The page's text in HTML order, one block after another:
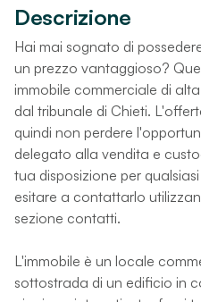
Descrizione
Hai mai sognato di
un prezzo vantaggioso?
immobile commerciale di
dal tribunale di Chieti.
quindi non perdere
delegato alla vendita e
tua disposizione per
esitare a contattarlo
sezione contatti.
L'immobile è un locale
sottostrada di un edificio in